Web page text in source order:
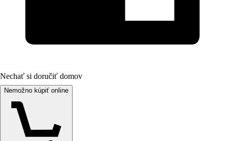
Nechať si doručiť domov
Nemožno kúpiť online